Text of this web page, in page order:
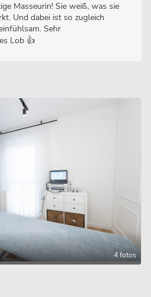
Masseurin! Sie weiß, was sie
Und dabei ist so zugleich
Sehr
Lob 👍
4 fotos